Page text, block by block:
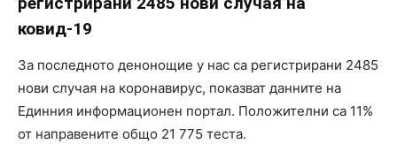
ковид-19
За последното денонощие у нас са регистрирани 2485
нови случая на коронавирус, показват данните на
Единния информационен портал. Положителни са 11%
от направените общо 21 775 тестa.